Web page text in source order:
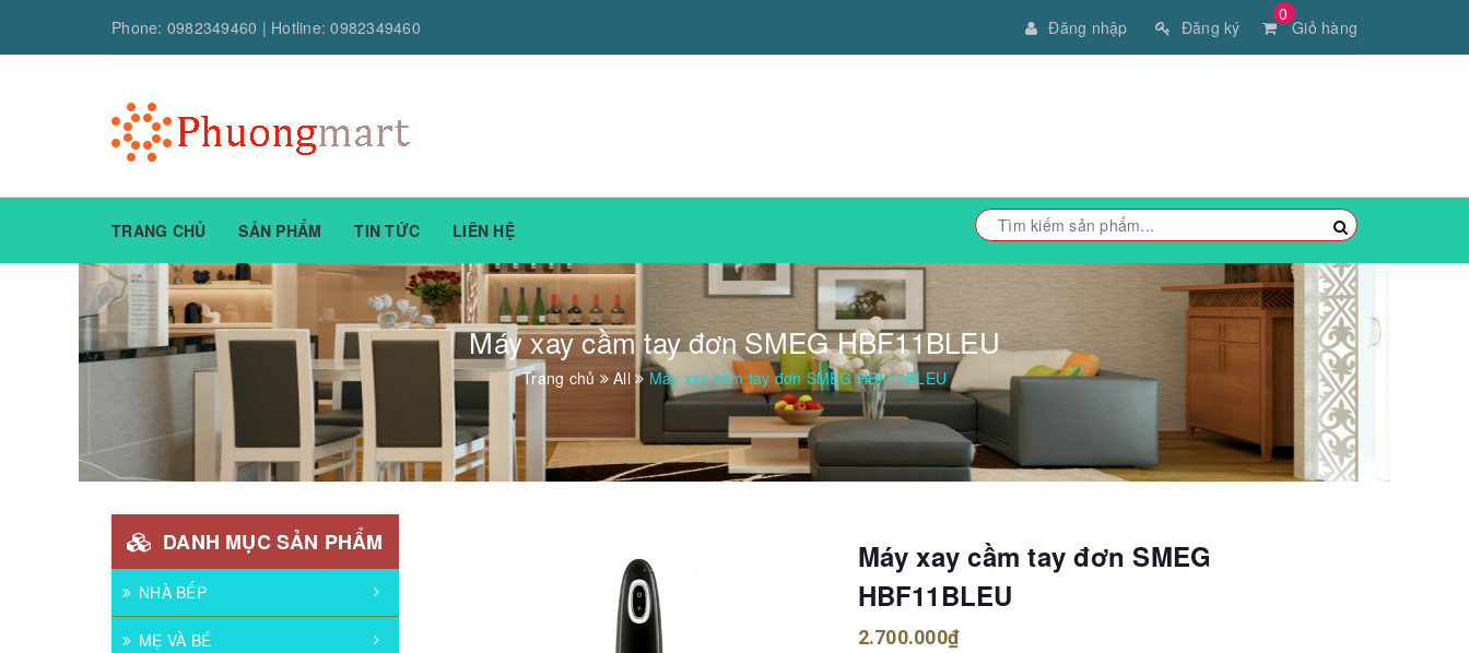
Phone: 0982349460 | Hotline:0982349460
0
Giỏ hàng
Đăng nhập Đăng ký
TRANG CHỦ SẢN PHẨM TIN TỨC LIÊN HỆ
Máy xay cầm tay đơn SMEG HBF11BLEU
Trang chủ All Máy xay cầm tay đơn SMEG HBF11BLEU
DANH MỤC SẢN PHẨM
NHÀ BẾP
MẸ VÀ BÉ
Máy xay cầm tay đơn SMEG
HBF11BLEU
2.700.000₫